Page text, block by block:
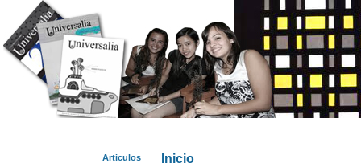
Inicio
Articulos